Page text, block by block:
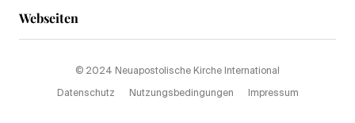
Webseiten
© 2024 Neuapostolische Kirche International
Datenschutz Nutzungsbedingungen Impressum